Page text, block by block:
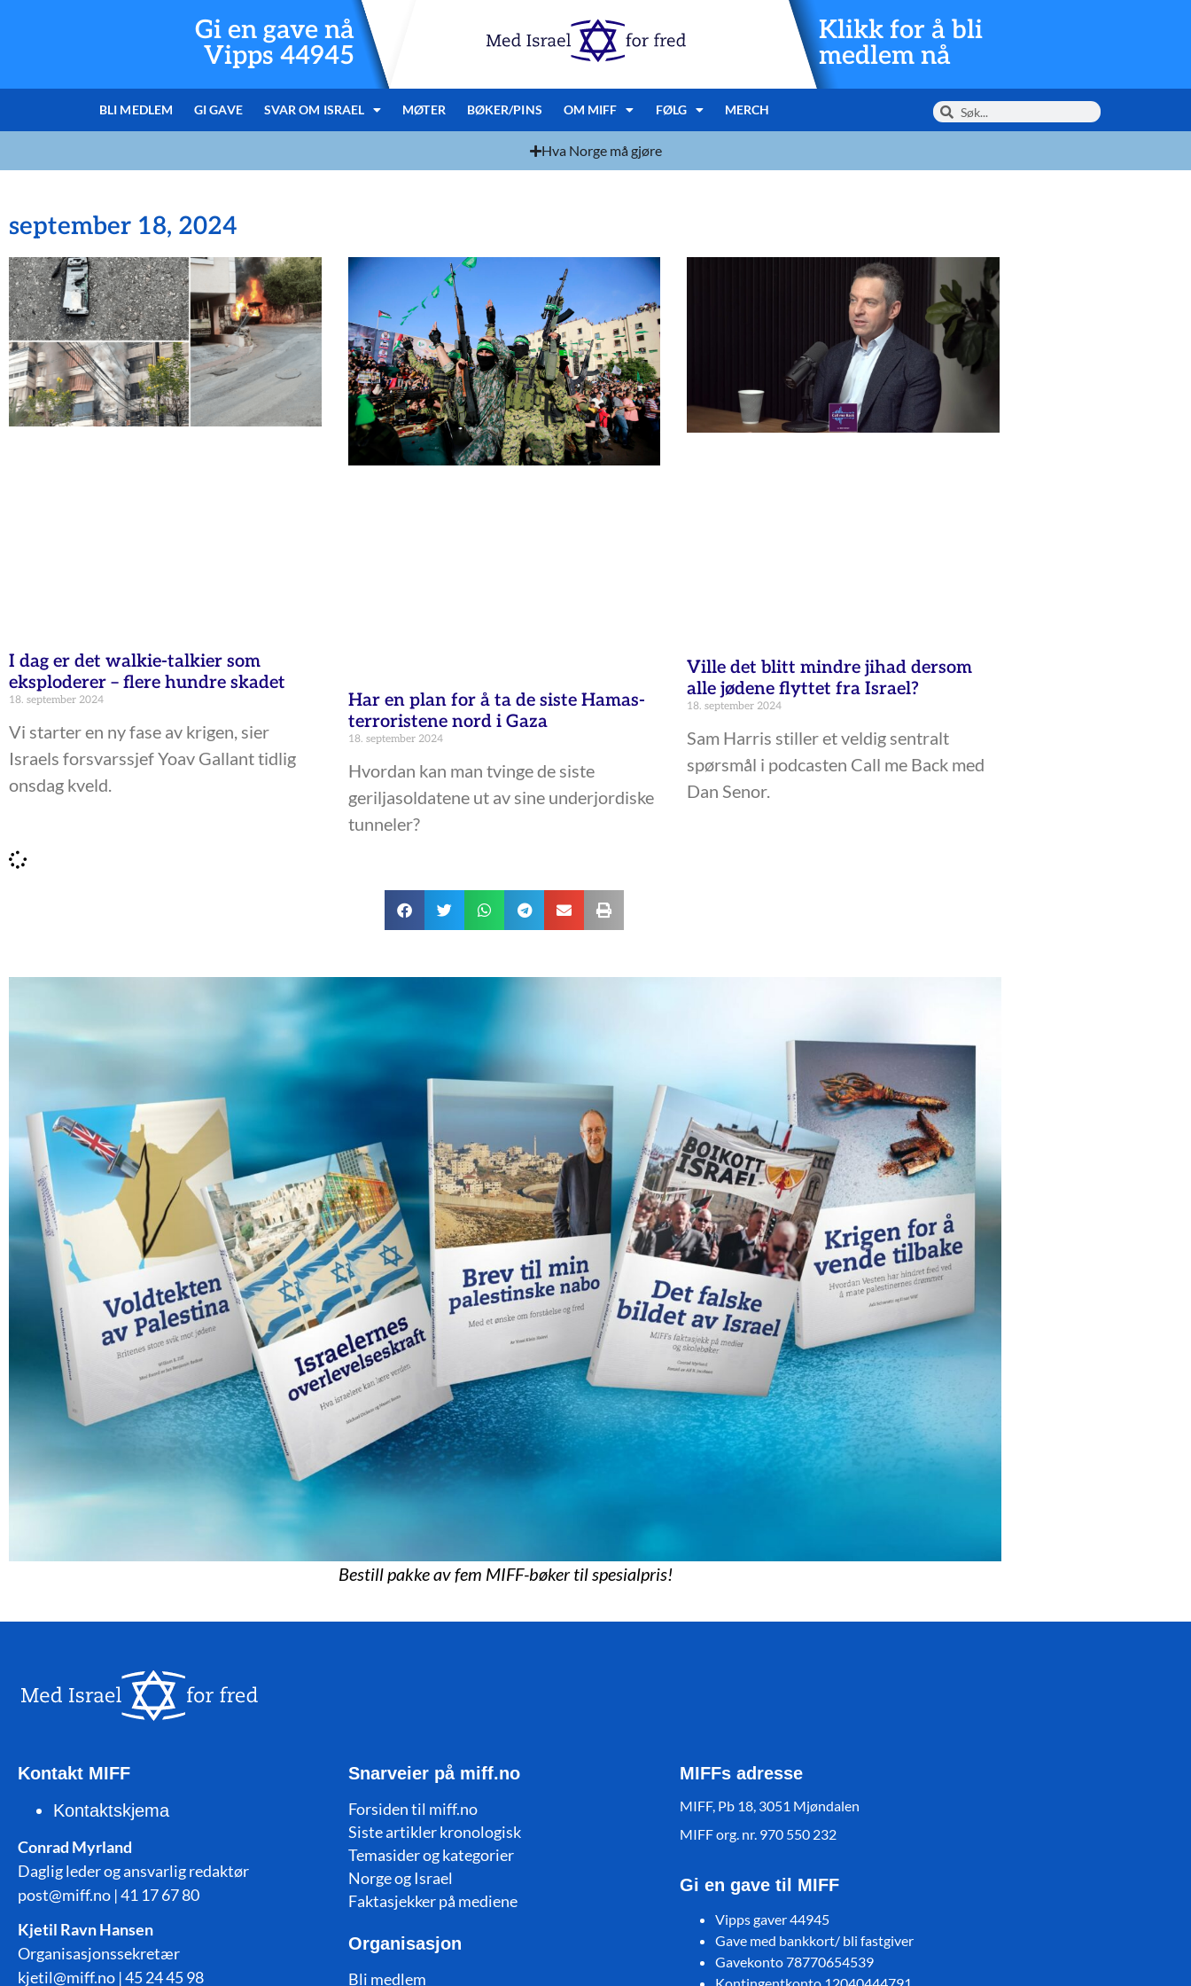
Gi en gave nå
Vipps 44945
Klikk for å bli
medlem nå
BLI MEDLEM GI GAVE SVAR OM ISRAEL MØTER BØKER/PINS OM MIFF FØLG MERCH
Hva Norge må gjøre
september 18, 2024
I dag er det walkie-talkier som
eksploderer – flere hundre skadet
18. september 2024
Vi starter en ny fase av krigen, sier
Israels forsvarssjef Yoav Gallant tidlig
onsdag kveld.
Har en plan for å ta de siste Hamas-
terroristene nord i Gaza
18. september 2024
Hvordan kan man tvinge de siste
geriljasoldatene ut av sine underjordiske
tunneler?
Ville det blitt mindre jihad dersom
alle jødene flyttet fra Israel?
18. september 2024
Sam Harris stiller et veldig sentralt
spørsmål i podcasten Call me Back med
Dan Senor.
Bestill pakke av fem MIFF-bøker til spesialpris!
Kontakt MIFF
Kontaktskjema
Conrad Myrland
Daglig leder og ansvarlig redaktør
post@miff.no | 41 17 67 80
Kjetil Ravn Hansen
Organisasjonssekretær
kjetil@miff.no | 45 24 45 98
Snarveier på miff.no
Forsiden til miff.no
Siste artikler kronologisk
Temasider og kategorier
Norge og Israel
Faktasjekker på mediene
Organisasjon
Bli medlem
MIFFs adresse
MIFF, Pb 18, 3051 Mjøndalen
MIFF org. nr. 970 550 232
Gi en gave til MIFF
Vipps gaver 44945
Gave med bankkort/ bli fastgiver
Gavekonto 78770654539